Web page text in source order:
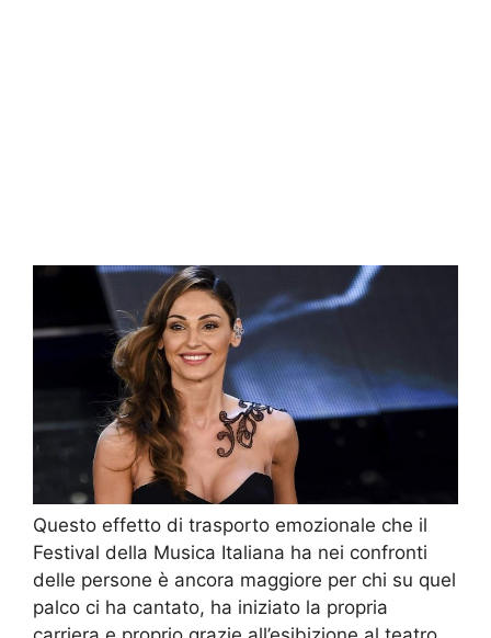
Questo effetto di trasporto emozionale che il
Festival della Musica Italiana ha nei confronti
delle persone è ancora maggiore per chi su quel
palco ci ha cantato, ha iniziato la propria